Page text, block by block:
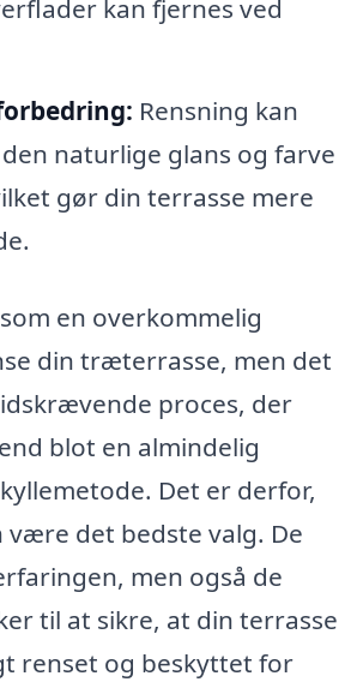
kan fjernes ved
Rensning kan
naturlige glans og farve
gør din terrasse mere
en overkommelig
din træterrasse, men det
proces, der
blot en almindelig
Det er derfor,
være det bedste valg. De
men også de
til at sikre, at din terrasse
renset og beskyttet for